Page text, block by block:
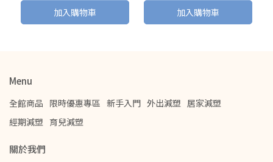
加入購物車 加入購物車
Menu
全館商品 限時優惠專區 新手入門 外出減塑 居家減塑
經期減塑 育兒減塑
關於我們